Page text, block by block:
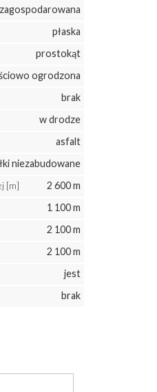
płaska
prostokąt
ogrodzona
brak
w drodze
asfalt
niezabudowane
[m]
2 600 m
1 100 m
2 100 m
2 100 m
jest
brak